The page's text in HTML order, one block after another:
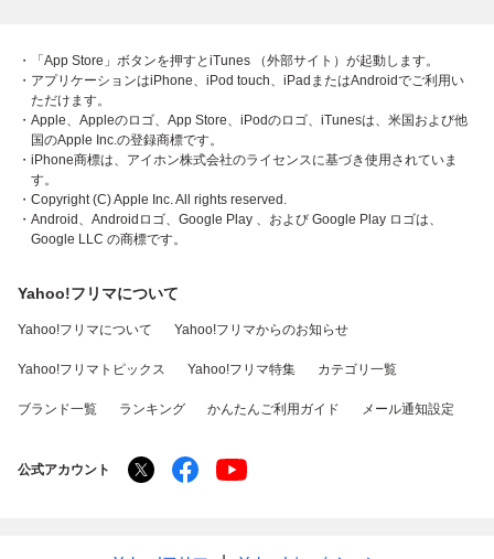
・「App Store」ボタンを押すとiTunes （外部サイト）が起動します。
・アプリケーションはiPhone、iPod touch、iPadまたはAndroidでご利用い
ただけます。
・Apple、Appleのロゴ、App Store、iPodのロゴ、iTunesは、米国および他
国のApple Inc.の登録商標です。
・iPhone商標は、アイホン株式会社のライセンスに基づき使用されていま
す。
・Copyright (C) Apple Inc. All rights reserved.
・Android、Androidロゴ、Google Play 、および Google Play ロゴは、
Google LLC の商標です。
Yahoo!フリマについて
Yahoo!フリマについて Yahoo!フリマからのお知らせ
Yahoo!フリマトピックス Yahoo!フリマ特集 カテゴリ一覧
ブランド一覧 ランキング かんたんご利用ガイド メール通知設定
公式アカウント